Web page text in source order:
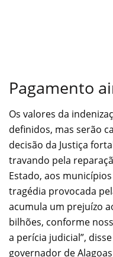
Pagamento
Os valores da
definidos, mas serão
decisão da Justiça
travando pela
Estado, aos
tragédia provocada
acumula um prejuízo
bilhões, conforme
a perícia judicial”,
governador de